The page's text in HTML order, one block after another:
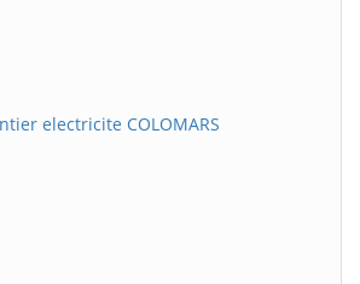
electricite COLOMARS